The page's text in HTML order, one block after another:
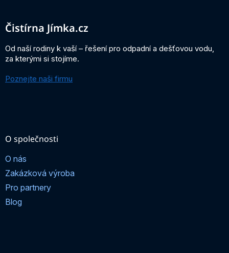
Čistírna Jímka.cz
Od naší rodiny k vaší – řešení pro odpadní a dešťovou vodu,
za kterými si stojíme.
Poznejte naši firmu
O společnosti
O nás
Zakázková výroba
Pro partnery
Blog